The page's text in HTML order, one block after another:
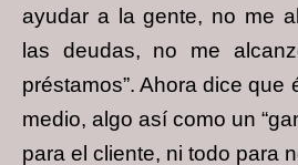
ayudar a la gente, no me
las deudas, no me
préstamos”. Ahora dice que
medio, algo así como un
para el cliente, ni todo para